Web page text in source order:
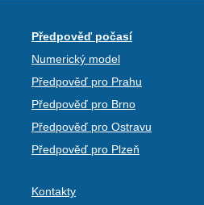
Předpověď počasí
Numerický model
Předpověď pro Prahu
Předpověď pro Brno
Předpověď pro Ostravu
Předpověď pro Plzeň
Kontakty